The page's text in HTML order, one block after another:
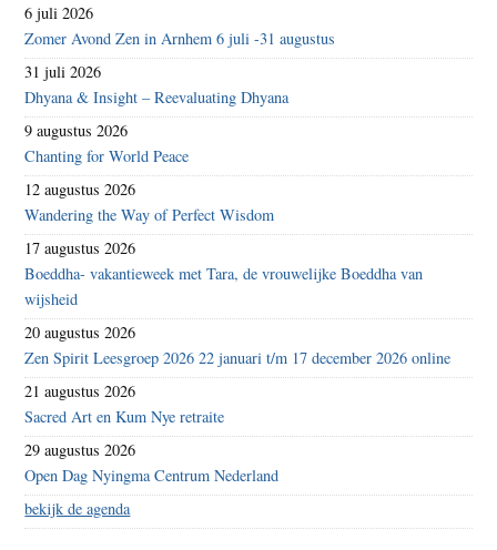
6 juli 2026
Zomer Avond Zen in Arnhem 6 juli -31 augustus
31 juli 2026
Dhyana & Insight – Reevaluating Dhyana
9 augustus 2026
Chanting for World Peace
12 augustus 2026
Wandering the Way of Perfect Wisdom
17 augustus 2026
Boeddha- vakantieweek met Tara, de vrouwelijke Boeddha van
wijsheid
20 augustus 2026
Zen Spirit Leesgroep 2026 22 januari t/m 17 december 2026 online
21 augustus 2026
Sacred Art en Kum Nye retraite
29 augustus 2026
Open Dag Nyingma Centrum Nederland
bekijk de agenda